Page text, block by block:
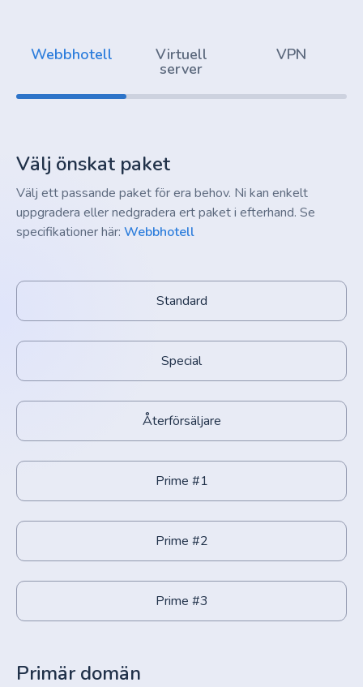
Webbhotell Virtuell
server
VPN
Välj önskat paket
Välj ett passande paket för era behov. Ni kan enkelt
uppgradera eller nedgradera ert paket i efterhand. Se
specifikationer här: Webbhotell
Standard
Special
Återförsäljare
Prime #1
Prime #2
Prime #3
Primär domän